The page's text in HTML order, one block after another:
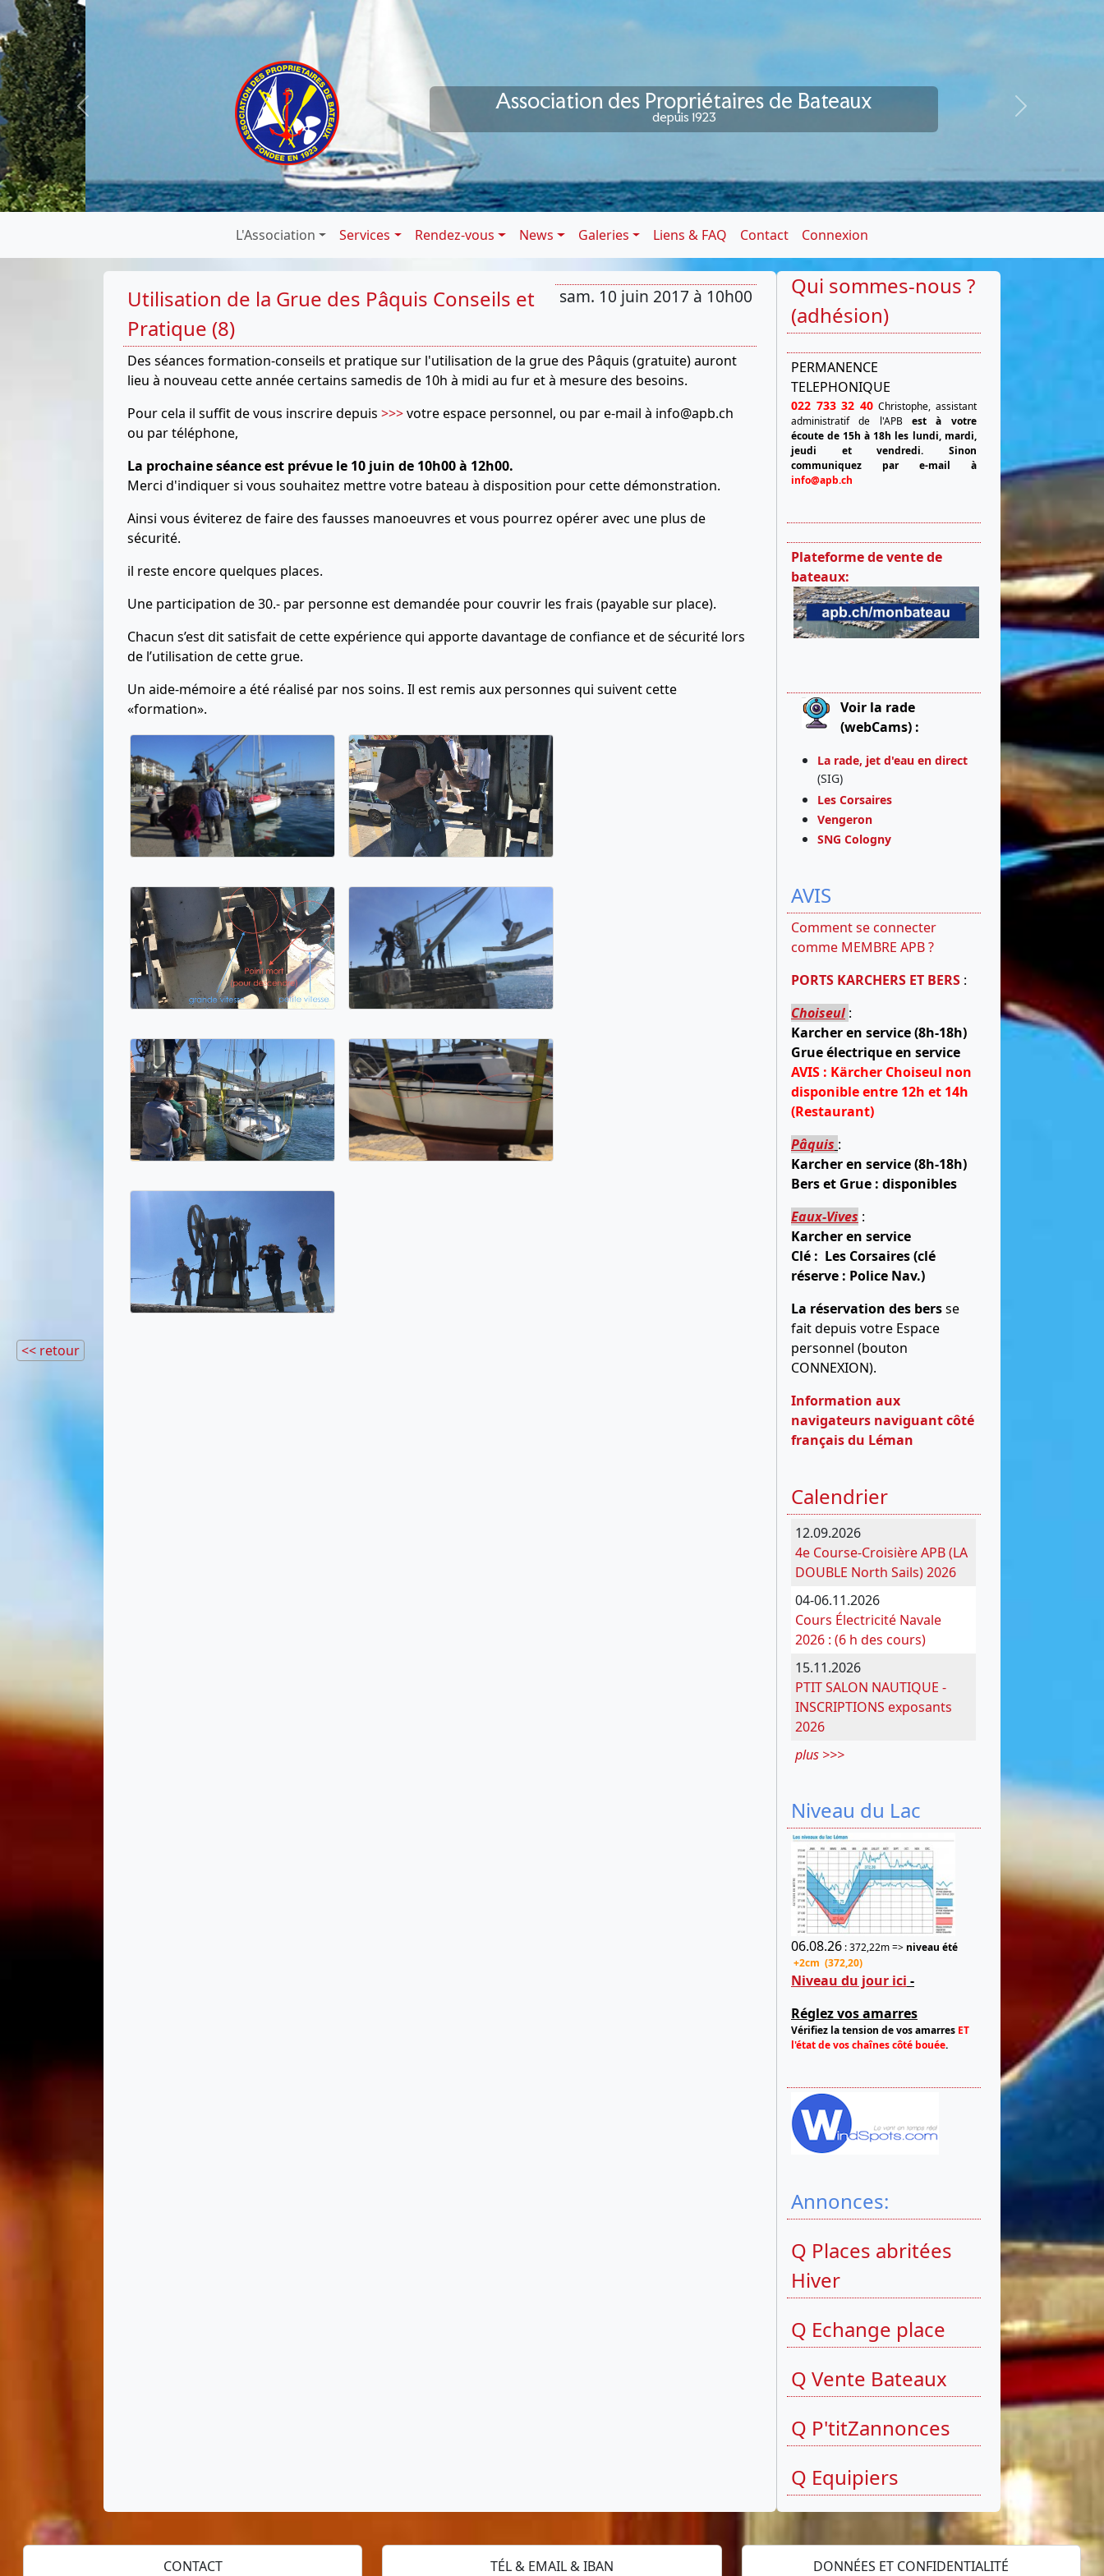
Association des Propriétaires de Bateaux
depuis 1923
Previous Next
L'Association Services Rendez-vous News Galeries Liens & FAQ Contact Connexion
sam. 10 juin 2017 à 10h00
Utilisation de la Grue des Pâquis Conseils et
Pratique (8)
Des séances formation-conseils et pratique sur l'utilisation de la grue des Pâquis (gratuite) auront
lieu à nouveau cette année certains samedis de 10h à midi au fur et à mesure des besoins.
Pour cela il suffit de vous inscrire depuis >>>votre espace personnel, ou par e-mail à info@apb.ch
ou par téléphone,
La prochaine séance est prévue le 10 juin de 10h00 à 12h00.
Merci d'indiquer si vous souhaitez mettre votre bateau à disposition pour cette démonstration.
Ainsi vous éviterez de faire des fausses manoeuvres et vous pourrez opérer avec une plus de
sécurité.
il reste encore quelques places.
Une participation de 30.- par personne est demandée pour couvrir les frais (payable sur place).
Chacun s’est dit satisfait de cette expérience qui apporte davantage de confiance et de sécurité lors
de l’utilisation de cette grue.
Un aide-mémoire a été réalisé par nos soins. Il est remis aux personnes qui suivent cette
«formation».
<< retour
Qui sommes-nous ?
(adhésion)
PERMANENCE
TELEPHONIQUE
022 733 32 40 Christophe, assistant
administratif de l'APB est à votre
écoute de 15h à 18h les lundi, mardi,
jeudi et vendredi. Sinon
communiquez par e-mail à
info@apb.ch
Plateforme de vente de
bateaux:
Voir la rade
(webCams) :
La rade, jet d'eau en direct
(SIG)
Les Corsaires
Vengeron
SNG Cologny
AVIS
Comment se connecter
comme MEMBRE APB ?
PORTS KARCHERS ET BERS :
Choiseul :
Karcher en service (8h-18h)
Grue électrique en service
AVIS : Kärcher Choiseul non
disponible entre 12h et 14h
(Restaurant)
Pâquis :
Karcher en service (8h-18h)
Bers et Grue : disponibles
Eaux-Vives :
Karcher en service
Clé : Les Corsaires (clé
réserve : Police Nav.)
La réservation des bersse
fait depuis votre Espace
personnel (bouton
CONNEXION).
Information aux
navigateurs naviguant côté
français du Léman
Calendrier
12.09.2026
4e Course-Croisière APB (LA
DOUBLE North Sails) 2026
04-06.11.2026
Cours Électricité Navale
2026 : (6 h des cours)
15.11.2026
PTIT SALON NAUTIQUE -
INSCRIPTIONS exposants
2026
plus >>>
Niveau du Lac
06.08.26 : 372,22m => niveau été
+2cm (372,20)
Niveau du jour ici -
Réglez vos amarres
Vérifiez la tension de vos amarres ET
l'état de vos chaînes côté bouée.
Annonces:
Q Places abritées
Hiver
Q Echange place
Q Vente Bateaux
Q P'titZannonces
Q Equipiers
CONTACT TÉL & EMAIL & IBAN DONNÉES ET CONFIDENTIALITÉ